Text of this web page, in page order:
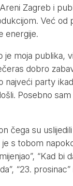
Zagreb i
Već od
energije.
je moja publika,
dobro
party
Posebno
čega su
s tobom
“Kad bi
“23.